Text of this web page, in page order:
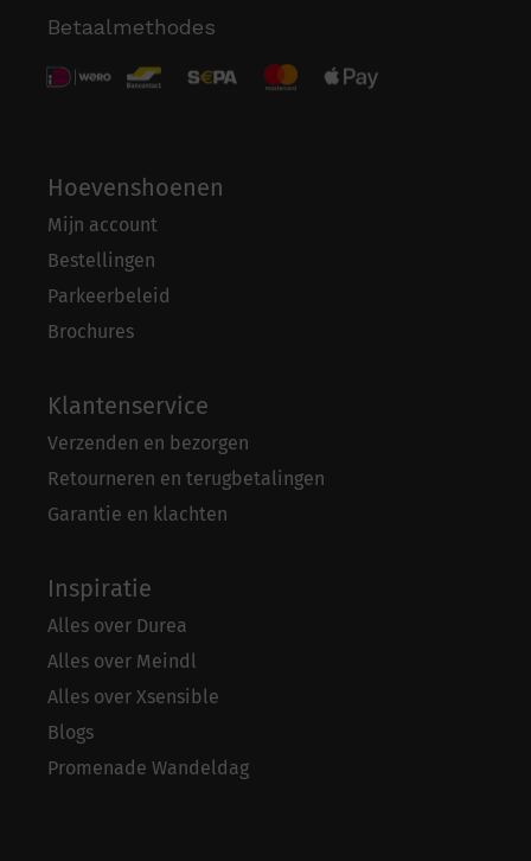
Betaalmethodes
Hoevenshoenen
Mijn account
Bestellingen
Parkeerbeleid
Brochures
Klantenservice
Verzenden en bezorgen
Retourneren en terugbetalingen
Garantie en klachten
Inspiratie
Alles over Durea
Alles over Meindl
Alles over Xsensible
Blogs
Promenade Wandeldag